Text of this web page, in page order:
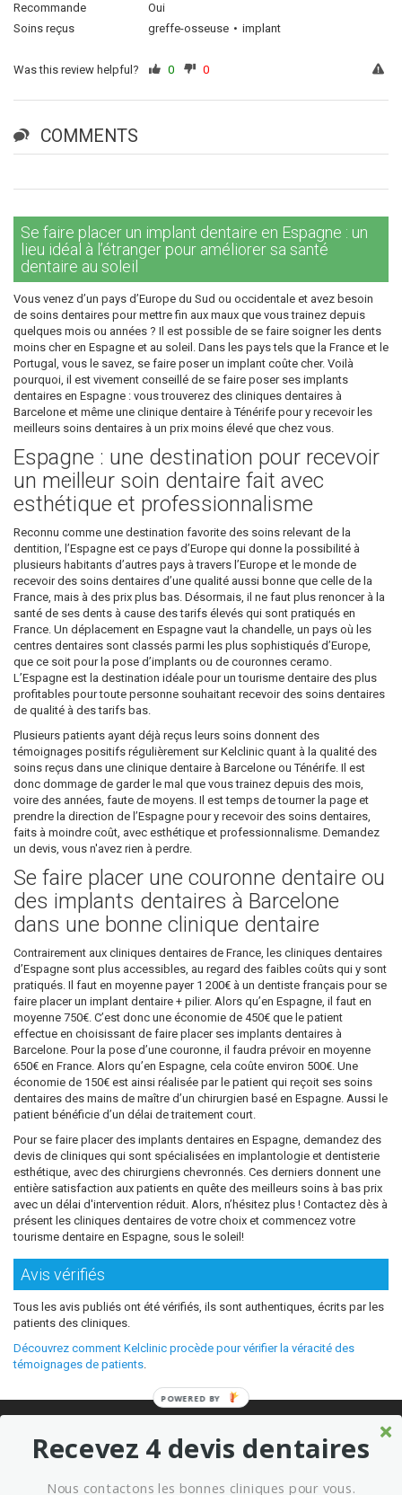
Recommande
Oui
Soins reçus
greffe-osseuse implant
Was this review helpful? 0 0
COMMENTS
Se faire placer un implant dentaire en Espagne : un
lieu idéal à l’étranger pour améliorer sa santé
dentaire au soleil
Vous venez d’un pays d’Europe du Sud ou occidentale et avez besoin
de soins dentaires pour mettre fin aux maux que vous trainez depuis
quelques mois ou années ? Il est possible de se faire soigner les dents
moins cher en Espagne et au soleil. Dans les pays tels que la France et le
Portugal, vous le savez, se faire poser un implant coûte cher. Voilà
pourquoi, il est vivement conseillé de se faire poser ses implants
dentaires en Espagne : vous trouverez des cliniques dentaires à
Barcelone et même une clinique dentaire à Ténérife pour y recevoir les
meilleurs soins dentaires à un prix moins élevé que chez vous.
Espagne : une destination pour recevoir
un meilleur soin dentaire fait avec
esthétique et professionnalisme
Reconnu comme une destination favorite des soins relevant de la
dentition, l’Espagne est ce pays d’Europe qui donne la possibilité à
plusieurs habitants d’autres pays à travers l’Europe et le monde de
recevoir des soins dentaires d’une qualité aussi bonne que celle de la
France, mais à des prix plus bas. Désormais, il ne faut plus renoncer à la
santé de ses dents à cause des tarifs élevés qui sont pratiqués en
France. Un déplacement en Espagne vaut la chandelle, un pays où les
centres dentaires sont classés parmi les plus sophistiqués d’Europe,
que ce soit pour la pose d’implants ou de couronnes ceramo.
L’Espagne est la destination idéale pour un tourisme dentaire des plus
profitables pour toute personne souhaitant recevoir des soins dentaires
de qualité à des tarifs bas.
Plusieurs patients ayant déjà reçus leurs soins donnent des
témoignages positifs régulièrement sur Kelclinic quant à la qualité des
soins reçus dans une clinique dentaire à Barcelone ou Ténérife. Il est
donc dommage de garder le mal que vous trainez depuis des mois,
voire des années, faute de moyens. Il est temps de tourner la page et
prendre la direction de l’Espagne pour y recevoir des soins dentaires,
faits à moindre coût, avec esthétique et professionnalisme. Demandez
un devis, vous n'avez rien à perdre.
Se faire placer une couronne dentaire ou
des implants dentaires à Barcelone
dans une bonne clinique dentaire
Contrairement aux cliniques dentaires de France, les cliniques dentaires
d’Espagne sont plus accessibles, au regard des faibles coûts qui y sont
pratiqués. Il faut en moyenne payer 1 200€ à un dentiste français pour se
faire placer un implant dentaire + pilier. Alors qu’en Espagne, il faut en
moyenne 750€. C’est donc une économie de 450€ que le patient
effectue en choisissant de faire placer ses implants dentaires à
Barcelone. Pour la pose d’une couronne, il faudra prévoir en moyenne
650€ en France. Alors qu’en Espagne, cela coûte environ 500€. Une
économie de 150€ est ainsi réalisée par le patient qui reçoit ses soins
dentaires des mains de maître d’un chirurgien basé en Espagne. Aussi le
patient bénéficie d’un délai de traitement court.
Pour se faire placer des implants dentaires en Espagne, demandez des
devis de cliniques qui sont spécialisées en implantologie et dentisterie
esthétique, avec des chirurgiens chevronnés. Ces derniers donnent une
entière satisfaction aux patients en quête des meilleurs soins à bas prix
avec un délai d'intervention réduit. Alors, n’hésitez plus ! Contactez dès à
présent les cliniques dentaires de votre choix et commencez votre
tourisme dentaire en Espagne, sous le soleil!
Avis vérifiés
Tous les avis publiés ont été vérifiés, ils sont authentiques, écrits par les
patients des cliniques.
Découvrez comment Kelclinic procède pour vérifier la véracité des
témoignages de patients.
Recevez 4 devis dentaires
Nous contactons les bonnes cliniques pour vous.
POWERED BY